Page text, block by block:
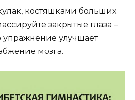
костяшками больших
закрытые глаза –
упражнение улучшает
мозга.